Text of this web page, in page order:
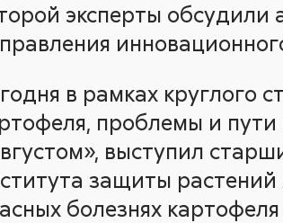
эксперты
в рамках круглого
проблемы и
выступил
защиты
болезнях